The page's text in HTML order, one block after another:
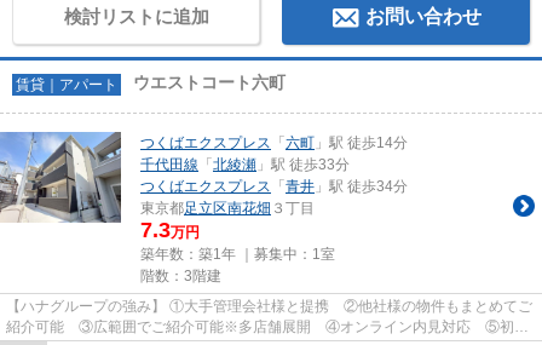
検討リストに追加 お問い合わせ
賃貸｜アパート ウエストコート六町
つくばエクスプレス 「 六町 」駅 徒歩14分
千代田線 「 北綾瀬 」駅 徒歩33分
つくばエクスプレス 「 青井 」駅 徒歩34分
東京都足立区南花畑 ３丁目
7.3万円
築年数：築1年 ｜募集中： 1室
階数：3階建
【ハナグループの強み】 ①大手管理会社様と提携 ②他社様の物件もまとめてご
紹介可能 ③広範囲でご紹介可能※多店舗展開 ④オンライン内見対応 ⑤初期